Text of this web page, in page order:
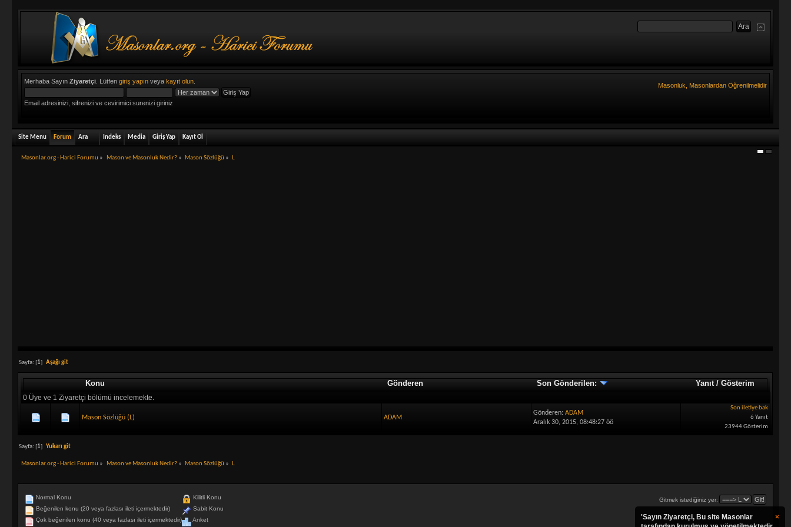
Merhaba SayınZiyaretçi . Lütfengiriş yapın veyakayıt olun
Email adresinizi, sifrenizi ve cevirimici surenizi giriniz
Masonluk, Masonlardan Öğrenilmelidir
Site Menu Forum Ara Indeks Media Giriş Yap Kayıt Ol
Masonlar.org - Harici Forumu » Mason ve Masonluk Nedir?» Mason Sözlüğü » L
Sayfa: [1]Aşağı git
Konu Gönderen Son Gönderilen: Yanıt/Gösterim
0 Üye ve 1 Ziyaretçi bölümü incelemekte.
Mason Sözlüğü (L) ADAM
Gönderen:ADAM
Aralık 30, 2015, 08:48:27 öö
Son iletiye bak
6 Yanıt
23944 Gösterim
Sayfa: [1]Yukarı git
Masonlar.org - Harici Forumu » Mason ve Masonluk Nedir?» Mason Sözlüğü » L
Gitmek istediğiniz yer:
Normal Konu
Beğenilen konu (20 veya fazlası ileti içermektedir)
Çok beğenilen konu (40 veya fazlası ileti içermektedir)
Kilitli Konu
Sabit Konu
Anket
×
'Sayın Ziyaretçi, Bu site Masonlar